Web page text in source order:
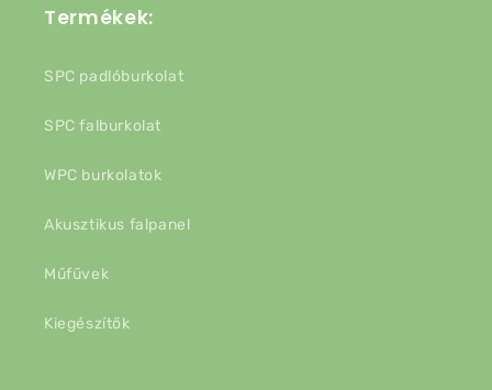
Termékek:
SPC padlóburkolat
SPC falburkolat
WPC burkolatok
Akusztikus falpanel
Műfűvek
Kiegészítők